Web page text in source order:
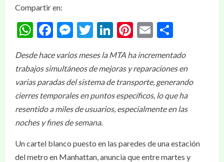
Compartir en:
WhatsApp
Facebook
Messenger
Twitter
LinkedIn
Pinterest
Email
Desde hace varios meses la MTA ha incrementado
trabajos simultáneos de mejoras y reparaciones en
varias paradas del sistema de transporte, generando
cierres temporales en puntos específicos, lo que ha
resentido a miles de usuarios, especialmente en las
noches y fines de semana.
Un cartel blanco puesto en las paredes de una estación
del metro en Manhattan, anuncia que entre martes y